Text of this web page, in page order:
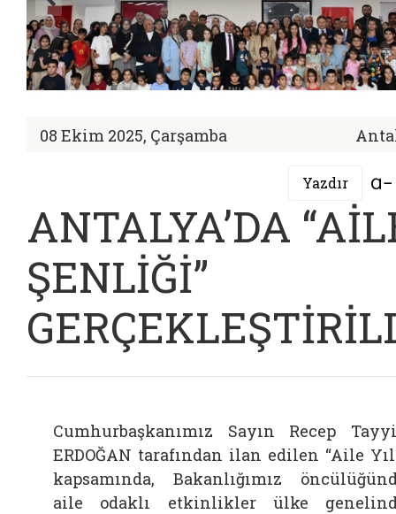
08 Ekim 2025, Çarşamba
Yazdır
ANTALYA’DA
ŞENLİĞİ”
Cumhurbaşkanımız Sayın Recep
ERDOĞAN tarafından ilan edilen “Aile
kapsamında, Bakanlığımız
aile odaklı etkinlikler ülke